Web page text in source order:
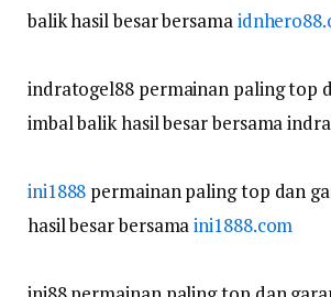
balik hasil besar bersama
indratogel88 permainan paling top
imbal balik hasil besar bersama
ini1888 permainan paling top dan
hasil besar bersamaini1888.com